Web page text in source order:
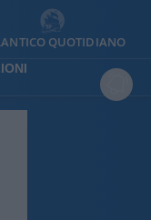
QUOTIDIANO